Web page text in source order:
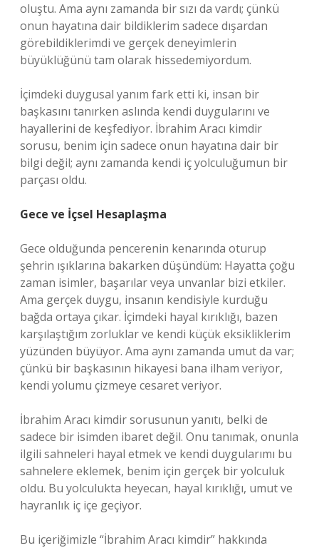
oluştu. Ama aynı zamanda bir sızı da vardı; çünkü
onun hayatına dair bildiklerim sadece dışardan
görebildiklerimdi ve gerçek deneyimlerin
büyüklüğünü tam olarak hissedemiyordum.
İçimdeki duygusal yanım fark etti ki, insan bir
başkasını tanırken aslında kendi duygularını ve
hayallerini de keşfediyor. İbrahim Aracı kimdir
sorusu, benim için sadece onun hayatına dair bir
bilgi değil; aynı zamanda kendi iç yolculuğumun bir
parçası oldu.
Gece ve İçsel Hesaplaşma
Gece olduğunda pencerenin kenarında oturup
şehrin ışıklarına bakarken düşündüm: Hayatta çoğu
zaman isimler, başarılar veya unvanlar bizi etkiler.
Ama gerçek duygu, insanın kendisiyle kurduğu
bağda ortaya çıkar. İçimdeki hayal kırıklığı, bazen
karşılaştığım zorluklar ve kendi küçük eksikliklerim
yüzünden büyüyor. Ama aynı zamanda umut da var;
çünkü bir başkasının hikayesi bana ilham veriyor,
kendi yolumu çizmeye cesaret veriyor.
İbrahim Aracı kimdir sorusunun yanıtı, belki de
sadece bir isimden ibaret değil. Onu tanımak, onunla
ilgili sahneleri hayal etmek ve kendi duygularımı bu
sahnelere eklemek, benim için gerçek bir yolculuk
oldu. Bu yolculukta heyecan, hayal kırıklığı, umut ve
hayranlık iç içe geçiyor.
Bu içeriğimizle “İbrahim Aracı kimdir” hakkında